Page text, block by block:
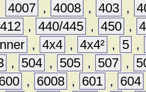
4007 , 4008 , 403 ,
, 440/445 , 450 ,
, 4x4 , 4x4² , 5 ,
, 504 , 505 , 507 ,
, 6008 , 601 , 604